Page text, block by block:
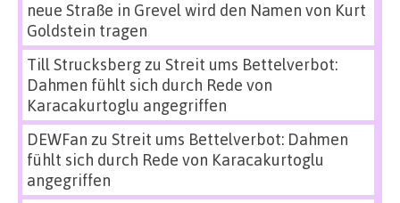
neue Straße in Grevel wird den Namen von Kurt
Goldstein tragen
Till Strucksbergzu Streit ums Bettelverbot:
Dahmen fühlt sich durch Rede von
Karacakurtoglu angegriffen
DEWFan zu Streit ums Bettelverbot: Dahmen
fühlt sich durch Rede von Karacakurtoglu
angegriffen